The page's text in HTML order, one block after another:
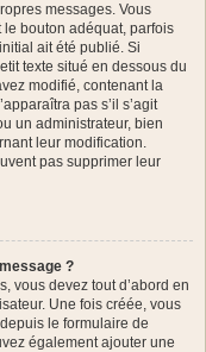
messages. Vous
bouton adéquat, parfois
ait été publié. Si
texte situé en dessous du
modifié, contenant la
pas s’il s’agit
un administrateur, bien
leur modification.
pas supprimer leur
?
vous devez tout d’abord en
Une fois créée, vous
le formulaire de
également ajouter une